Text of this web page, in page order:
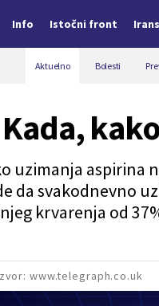
Info Istočni front
Aktuelno Bolesti
uzimanja aspirina
da svakodnevno
krvarenja od
www.telegraph.co.uk